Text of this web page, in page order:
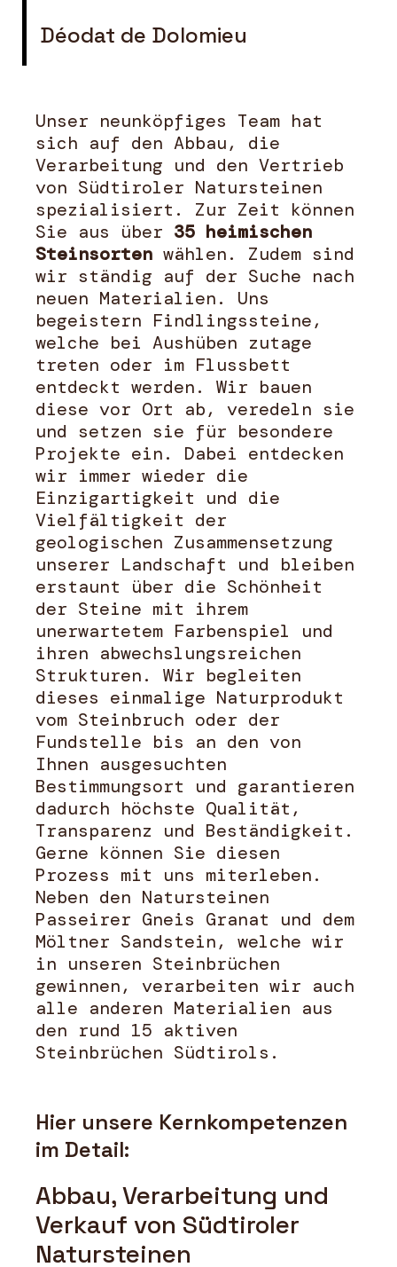
Déodat de Dolomieu
Unser neunköpfiges Team hat
sich auf den Abbau, die
Verarbeitung und den Vertrieb
von Südtiroler Natursteinen
spezialisiert. Zur Zeit können
Sie aus über 35 heimischen
Steinsorten wählen. Zudem sind
wir ständig auf der Suche nach
neuen Materialien. Uns
begeistern Findlingssteine,
welche bei Aushüben zutage
treten oder im Flussbett
entdeckt werden. Wir bauen
diese vor Ort ab, veredeln sie
und setzen sie für besondere
Projekte ein. Dabei entdecken
wir immer wieder die
Einzigartigkeit und die
Vielfältigkeit der
geologischen Zusammensetzung
unserer Landschaft und bleiben
erstaunt über die Schönheit
der Steine mit ihrem
unerwartetem Farbenspiel und
ihren abwechslungsreichen
Strukturen. Wir begleiten
dieses einmalige Naturprodukt
vom Steinbruch oder der
Fundstelle bis an den von
Ihnen ausgesuchten
Bestimmungsort und garantieren
dadurch höchste Qualität,
Transparenz und Beständigkeit.
Gerne können Sie diesen
Prozess mit uns miterleben.
Neben den Natursteinen
Passeirer Gneis Granat und dem
Möltner Sandstein, welche wir
in unseren Steinbrüchen
gewinnen, verarbeiten wir auch
alle anderen Materialien aus
den rund 15 aktiven
Steinbrüchen Südtirols.
Hier unsere Kernkompetenzen
im Detail:
Abbau, Verarbeitung und
Verkauf von Südtiroler
Natursteinen